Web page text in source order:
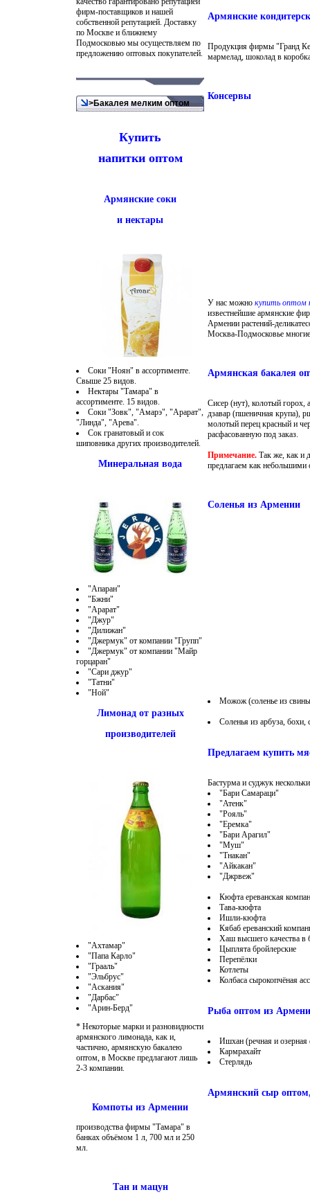
фирм-поставщиков и нашей
собственной репутацией. Доставку
по Москве и ближнему
Подмосковью мы осуществляем по
предложению оптовых покупателей.
>Бакалея мелким оптом
Купить
напитки оптом
Армянские соки
и нектары
Соки "Ноян" в ассортименте.
Свыше 25 видов.
Нектары "Тамара" в
ассортименте. 15 видов.
Соки "Зовк", "Амарэ", "Арарат",
"Линда", "Арева".
Сок гранатовый и сок
шиповника других производителей.
Минеральная вода
"Апаран"
"Бжни"
"Арарат"
"Джур"
"Дилижан"
"Джермук" от компании "Групп"
"Джермук" от компании "Майр
горцаран"
"Сари джур"
"Татни"
"Ной"
Лимонад от разных
производителей
"Ахтамар"
"Папа Карло"
"Грааль"
"Эльбрус"
"Аскания"
"Дарбас"
"Арин-Берд"
* Некоторые марки и разновидности
армянского лимонада, как и,
частично, армянскую бакалею
оптом, в Москве предлагают лишь
2-3 компании.
Компоты из Армении
производства фирмы "Тамара" в
банках объёмом 1 л, 700 мл и 250
мл.
Тан и мацун
Армянские
Продукция фирмы "Гранд
мармелад, шоколад в
Консервы
У нас можно купить оптом
известнейшие армянские
Армении растений-
Москва-Подмосковье
Армянская бакалея
Сисер (нут), колотый горох,
дзавар (пшеничная крупа),
молотый перец красный и
расфасованную под заказ.
Примечание. Так же, как и
предлагаем как
Соленья из Армении
Можож (соленье из
Соленья из арбуза,
Предлагаем купить
Бастурма и суджук
"Бари Самараци"
"Атенк"
"Рояль"
"Еремка"
"Бари Арагил"
"Муш"
"Тнакан"
"Айкакан"
"Джрвеж"
Кюфта ереванская
Тава-кюфта
Ишли-кюфта
Кябаб ереванский
Хаш высшего качества в
Цыплята бройлерские
Перепёлки
Котлеты
Колбаса сырокопчёная
Рыба оптом из
Ишхан (речная и озерная
Кармрахайт
Стерлядь
Армянский сыр